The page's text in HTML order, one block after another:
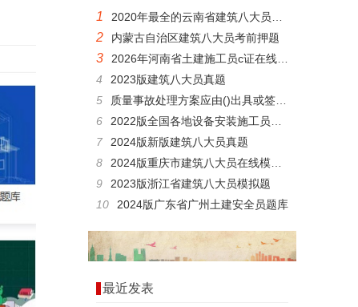
1 2020年最全的云南省建筑八大员劳务员考试历年真题绝密题库
2 内蒙古自治区建筑八大员考前押题
3
2026年河南省土建施工员c证在线考核，刷题用什么方法好？
4
2023版建筑八大员真题
5
质量事故处理方案应由()出具或签认。
6
2022版全国各地设备安装施工员模拟题库
7
2024版新版建筑八大员真题
8
2024版重庆市建筑八大员在线模拟模拟真题
9
2023版浙江省建筑八大员模拟题
10
2024版广东省广州土建安全员题库
最近发表